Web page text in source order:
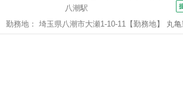
八潮駅
勤務地： 埼玉県八潮市大瀬1-10-11【勤務地】 丸
八潮市大瀬1-10-11 【交通】 「八潮」駅徒歩4分、